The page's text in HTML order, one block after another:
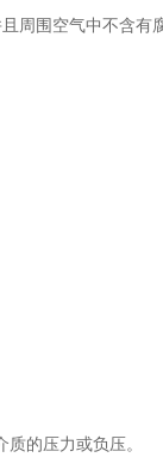
围空气中不含有
的压力或负压。